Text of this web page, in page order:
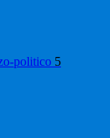
politico 5